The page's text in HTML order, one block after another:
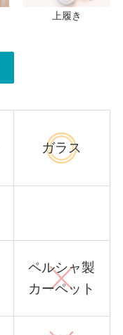
上履き
ガラス
ペルシャ製
カーペット